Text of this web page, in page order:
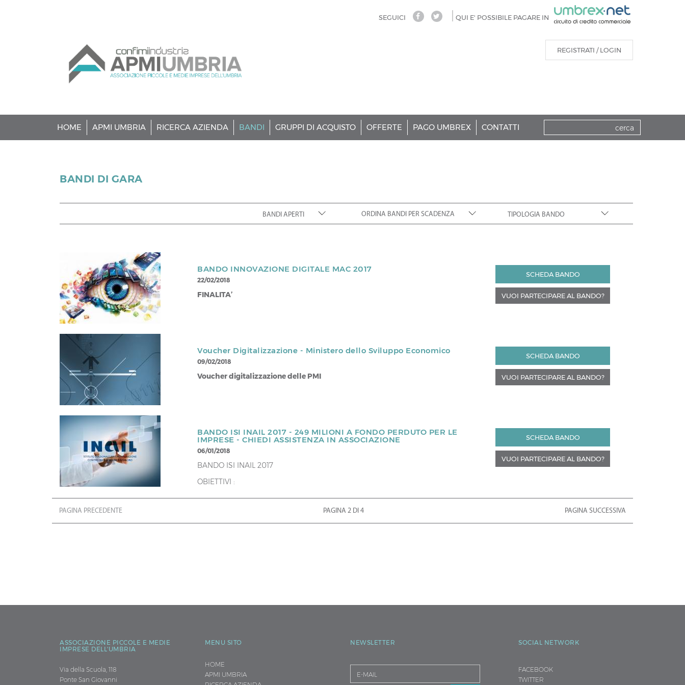
SEGUICI QUI E' POSSIBILE PAGARE IN
REGISTRATI / LOGIN
HOME APMI UMBRIA RICERCA AZIENDA BANDI GRUPPI DI ACQUISTO OFFERTE PAGO UMBREX CONTATTI
BANDI DI GARA
ORDINA BANDI PER SCADENZA
BANDO INNOVAZIONE DIGITALE MAC 2017
22/02/2018
FINALITA’
SCHEDA BANDO
VUOI PARTECIPARE AL BANDO?
Voucher Digitalizzazione - Ministero dello Sviluppo Economico
09/02/2018
Voucher digitalizzazione delle PMI
SCHEDA BANDO
VUOI PARTECIPARE AL BANDO?
BANDO ISI INAIL 2017 - 249 MILIONI A FONDO PERDUTO PER LE
IMPRESE - CHIEDI ASSISTENZA IN ASSOCIAZIONE
06/01/2018
BANDO ISI INAIL 2017
OBIETTIVI :
SCHEDA BANDO
VUOI PARTECIPARE AL BANDO?
PAGINA PRECEDENTE PAGINA 2 DI 4 PAGINA SUCCESSIVA
ASSOCIAZIONE PICCOLE E MEDIE
IMPRESE DELL'UMBRIA
Via della Scuola, 118
Ponte San Giovanni
MENU SITO
HOME
APMI UMBRIA
NEWSLETTER SOCIAL NETWORK
FACEBOOK
TWITTER